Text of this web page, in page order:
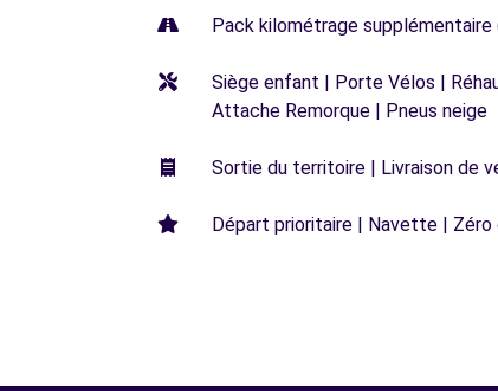
Pack kilométrage
Siège enfant | Porte Vélos |
Attache Remorque | Pneus neige
Sortie du territoire | Livraison de
Départ prioritaire | Navette |